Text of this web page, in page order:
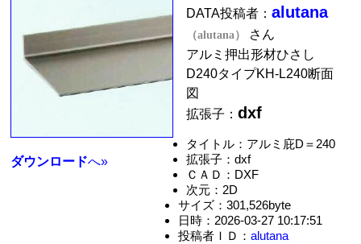
ダウンロードへ»
DATA投稿者：alutana
（alutana）
さん
アルミ押出形材ひさし
D240タイプKH-L240断面
図
拡張子：dxf
タイトル：アルミ庇D＝240
拡張子：dxf
ＣＡＤ：DXF
次元：2D
サイズ：301,526byte
日時：2026-03-27 10:17:51
投稿者ＩＤ： alutana